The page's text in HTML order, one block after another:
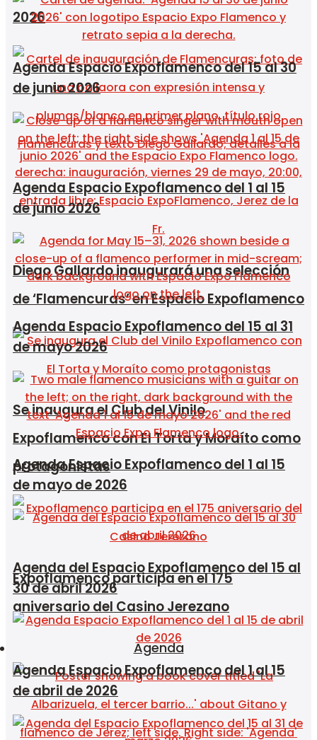
2026
Diego Gallardo inaugurará una selección
de ‘Flamencuras’ en Espacio Expoflamenco
Se inaugura el Club del Vinilo
Expoflamenco con El Torta y Moraíto como
protagonistas
Expoflamenco participa en el 175
aniversario del Casino Jerezano
Agenda
Agenda Espacio Expoflamenco del 15 al 30
de junio 2026
Agenda Espacio Expoflamenco del 1 al 15
de junio 2026
Agenda Espacio Expoflamenco del 15 al 31
de mayo 2026
Agenda Espacio Expoflamenco del 1 al 15
de mayo de 2026
Agenda del Espacio Expoflamenco del 15 al
30 de abril 2026
Agenda Espacio Expoflamenco del 1 al 15
de abril de 2026